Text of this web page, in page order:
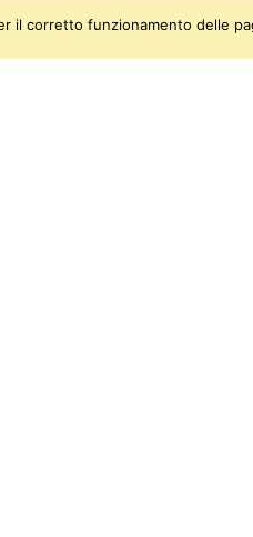
il corretto funzionamento delle